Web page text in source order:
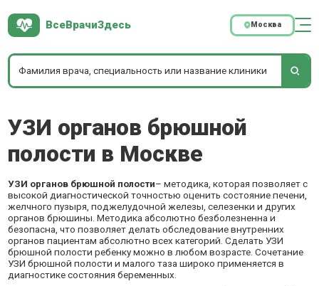
ВсеВрачиЗдесь Москва
УЗИ органов брюшной
полости в Москве
УЗИ органов брюшной полости– методика, которая позволяет с
высокой диагностической точностью оценить состояние печени,
желчного пузыря, поджелудочной железы, селезенки и других
органов брюшины. Методика абсолютно безболезненна и
безопасна, что позволяет делать обследование внутренних
органов пациентам абсолютно всех категорий. Сделать УЗИ
брюшной полости ребенку можно в любом возрасте. Сочетание
УЗИ брюшной полости ималого таза широко применяется в
диагностике состояния беременных.